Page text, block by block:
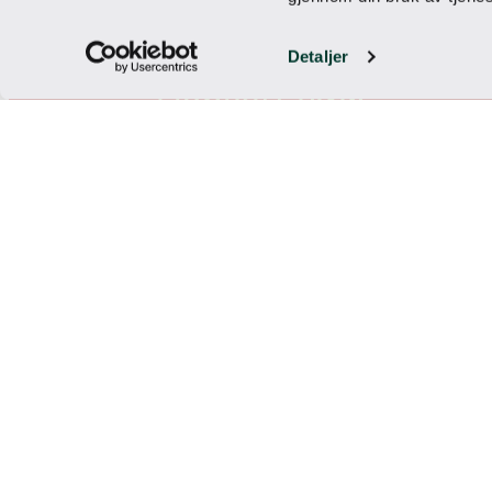
Detaljer
En perfekt «mellomaktivitet» etter for
morsomt for både nygbegynnere og
Uansett vær